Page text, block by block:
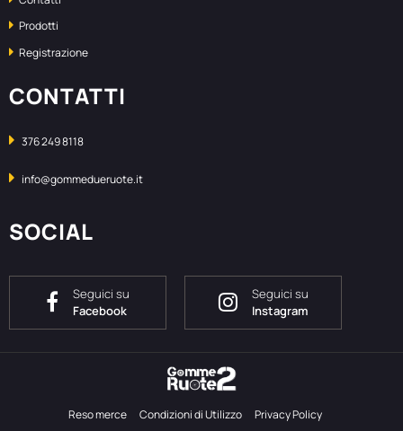
Prodotti
Registrazione
CONTATTI
376 249 8118
info@gommedueruote.it
SOCIAL
Seguici su
Facebook
Seguici su
Instagram
Reso merce Condizioni di Utilizzo Privacy Policy